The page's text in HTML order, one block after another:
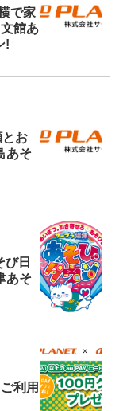
で家
館あ
!
お
あそ
日
あそ
利用